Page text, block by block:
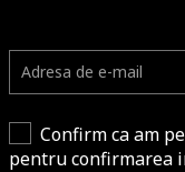
Confirm ca am
pentru confirmarea